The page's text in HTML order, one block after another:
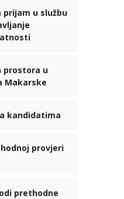
prijam u službu
prostora u
Makarske
kandidatima
provjeri
prethodne